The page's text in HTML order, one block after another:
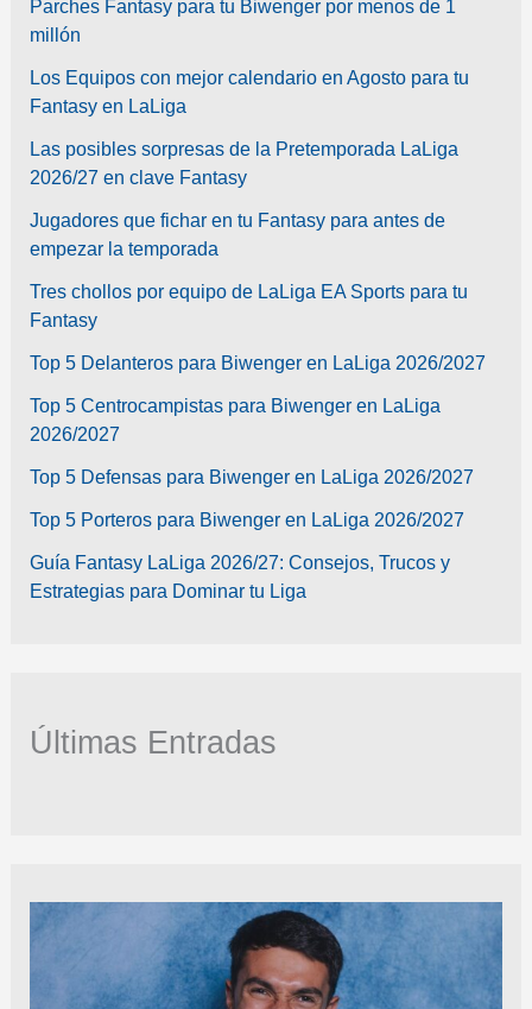
Parches Fantasy para tu Biwenger por menos de 1
millón
Los Equipos con mejor calendario en Agosto para tu
Fantasy en LaLiga
Las posibles sorpresas de la Pretemporada LaLiga
2026/27 en clave Fantasy
Jugadores que fichar en tu Fantasy para antes de
empezar la temporada
Tres chollos por equipo de LaLiga EA Sports para tu
Fantasy
Top 5 Delanteros para Biwenger en LaLiga 2026/2027
Top 5 Centrocampistas para Biwenger en LaLiga
2026/2027
Top 5 Defensas para Biwenger en LaLiga 2026/2027
Top 5 Porteros para Biwenger en LaLiga 2026/2027
Guía Fantasy LaLiga 2026/27: Consejos, Trucos y
Estrategias para Dominar tu Liga
Últimas Entradas